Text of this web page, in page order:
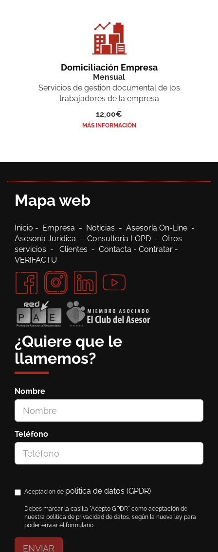
Domiciliación Empresa
Mensual
Servicios de gestión documental de los
trabajadores de la empresa
12,00€
MÁS INFORMACIÓN
Mapa web
Inicio - Empresa - Noticias - Asesoría On-Line -
Asesoría Juridica - Consultoria LOPD - Otros
servicios - Clientes - Contacta - Contratar -
VERIFACTU
¿Quiere que le
llamemos?
Nombre
Teléfono
Aceptacion de politica de datos (GPDR)
Debes marcar la casilla "Acepto GPDR" como aceptación de
nuestra politica de privacidad de datos, según la nueva ley para
poder enviar el formulario.
ENVIAR